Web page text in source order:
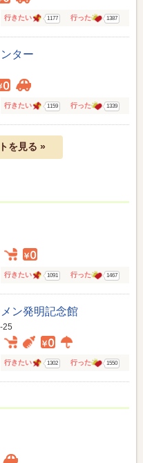
行きたい 1177 行った 1387
ター
行きたい 1159 行った 1339
を見る »
行きたい 1091 行った 1467
ン発明記念館
25
行きたい 1302 行った 1550